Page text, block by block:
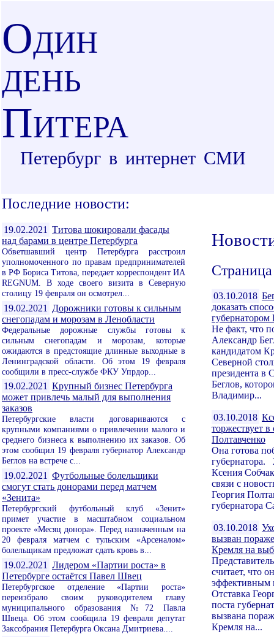
ОДИН
ДЕНЬ
ПИТЕРА
Петербург в интернет СМИ
Последние новости:
19.02.2021 Титова шокировали фасады
над барами в центре Петербурга
Обветшавший центр Петербурга расстроил
уполномоченного по правам предпринимателей
в РФ Бориса Титова, передает корреспондент ИА
REGNUM. В ходе своего визита в Северную
столицу 19 февраля он осмотрел...
19.02.2021
Дорожники готовы к сильным
снегопадам и морозам в Ленобласти
Федеральные дорожные службы готовы к
сильным снегопадам и морозам, которые
ожидаются в предстоящие длинные выходные в
Ленинградской области. Об этом 19 февраля
сообщили в пресс-службе ФКУ Упрдор...
19.02.2021 Крупный бизнес Петербурга
может привлечь малый для выполнения
заказов
Петербургские власти договариваются с
крупными компаниями о привлечении малого и
среднего бизнеса к выполнению их заказов. Об
этом сообщил 19 февраля губернатор Александр
Беглов на встрече с...
19.02.2021 Футбольные болельщики
смогут стать донорами перед матчем
«Зенита»
Петербургский футбольный клуб «Зенит»
примет участие в масштабном социальном
проекте «Месяц донора». Перед назначенным на
20 февраля матчем с тульским «Арсеналом»
болельщикам предложат сдать кровь в...
19.02.2021 Лидером «Партии роста» в
Петербурге остаётся Павел Швец
Петербургское отделение «Партии роста»
переизбрало своим руководителем главу
муниципального образования №72 Павла
Швеца. Об этом сообщила 19 февраля депутат
Заксобрания Петербурга Оксана Дмитриева....
03.10.2018
доказать
губернатором
Не факт, что
Александр
кандидатом
Северной
президента в
Беглов,
Владимир...
03.10.2018
торжествует в
Полтавченко
Она готова
губернатора.
Ксения
связи с
Георгия
губернатора
03.10.2018
вызван
Кремля на
считает, что
эффективным
Отставка
поста
вызвана
Кремля на...